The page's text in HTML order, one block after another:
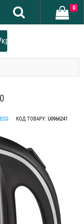
0
ECG КОД ТОВАРУ: U0966241